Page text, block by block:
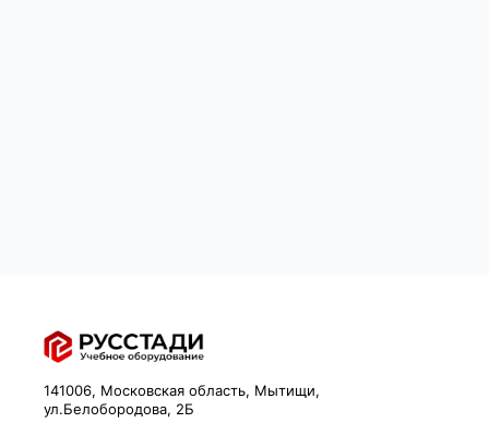
141006, Московская область, Мытищи,
ул.Белобородова, 2Б